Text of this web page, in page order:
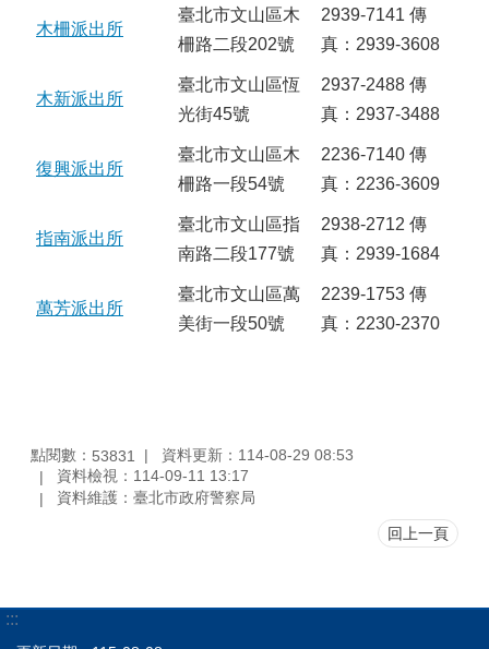
木柵派出所
臺北市文山區木
柵路二段202號
2939-7141 傳
真：2939-3608
木新派出所
臺北市文山區恆
光街45號
2937-2488 傳
真：2937-3488
復興派出所
臺北市文山區木
柵路一段54號
2236-7140 傳
真：2236-3609
指南派出所
臺北市文山區指
南路二段177號
2938-2712 傳
真：2939-1684
萬芳派出所
臺北市文山區萬
美街一段50號
2239-1753 傳
真：2230-2370
點閱數： 53831
資料更新：114-08-29 08:53
資料檢視：114-09-11 13:17
資料維護：臺北市政府警察局
回上一頁
:::